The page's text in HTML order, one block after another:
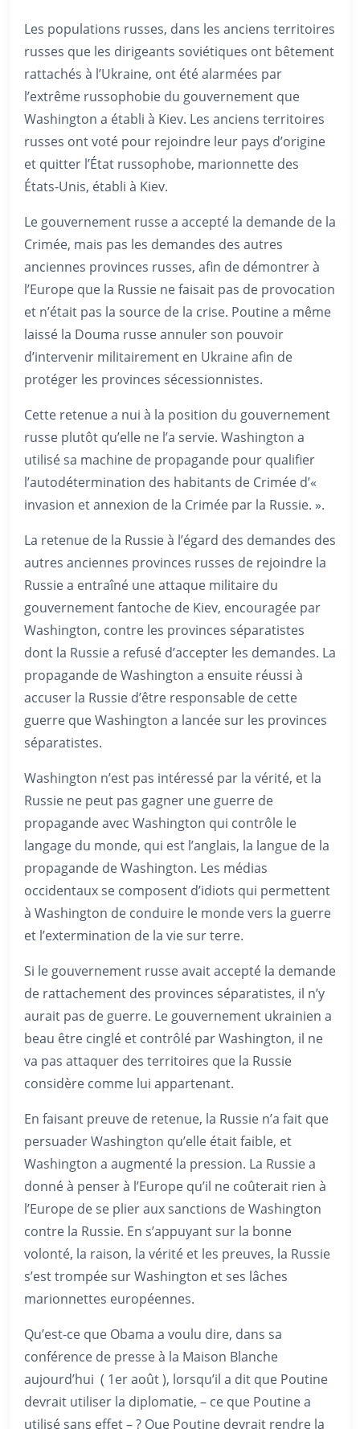
Les populations russes, dans les anciens territoires
russes que les dirigeants soviétiques ont bêtement
rattachés à l’Ukraine, ont été alarmées par
l’extrême russophobie du gouvernement que
Washington a établi à Kiev. Les anciens territoires
russes ont voté pour rejoindre leur pays d’origine
et quitter l’État russophobe, marionnette des
États-Unis, établi à Kiev.
Le gouvernement russe a accepté la demande de la
Crimée, mais pas les demandes des autres
anciennes provinces russes, afin de démontrer à
l’Europe que la Russie ne faisait pas de provocation
et n’était pas la source de la crise. Poutine a même
laissé la Douma russe annuler son pouvoir
d’intervenir militairement en Ukraine afin de
protéger les provinces sécessionnistes.
Cette retenue a nui à la position du gouvernement
russe plutôt qu’elle ne l’a servie. Washington a
utilisé sa machine de propagande pour qualifier
l’autodétermination des habitants de Crimée d’«
invasion et annexion de la Crimée par la Russie. ».
La retenue de la Russie à l’égard des demandes des
autres anciennes provinces russes de rejoindre la
Russie a entraîné une attaque militaire du
gouvernement fantoche de Kiev, encouragée par
Washington, contre les provinces séparatistes
dont la Russie a refusé d’accepter les demandes. La
propagande de Washington a ensuite réussi à
accuser la Russie d’être responsable de cette
guerre que Washington a lancée sur les provinces
séparatistes.
Washington n’est pas intéressé par la vérité, et la
Russie ne peut pas gagner une guerre de
propagande avec Washington qui contrôle le
langage du monde, qui est l’anglais, la langue de la
propagande de Washington. Les médias
occidentaux se composent d’idiots qui permettent
à Washington de conduire le monde vers la guerre
et l’extermination de la vie sur terre.
Si le gouvernement russe avait accepté la demande
de rattachement des provinces séparatistes, il n’y
aurait pas de guerre. Le gouvernement ukrainien a
beau être cinglé et contrôlé par Washington, il ne
va pas attaquer des territoires que la Russie
considère comme lui appartenant.
En faisant preuve de retenue, la Russie n’a fait que
persuader Washington qu’elle était faible, et
Washington a augmenté la pression. La Russie a
donné à penser à l’Europe qu’il ne coûterait rien à
l’Europe de se plier aux sanctions de Washington
contre la Russie. En s’appuyant sur la bonne
volonté, la raison, la vérité et les preuves, la Russie
s’est trompée sur Washington et ses lâches
marionnettes européennes.
Qu’est-ce que Obama a voulu dire, dans sa
conférence de presse à la Maison Blanche
aujourd’hui ( 1er août ), lorsqu’il a dit que Poutine
devrait utiliser la diplomatie, – ce que Poutine a
utilisé sans effet – ? Que Poutine devrait rendre la